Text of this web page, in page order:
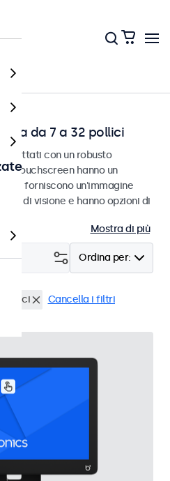
da 7 a 32 pollici
con un robusto
touchscreen hanno un
forniscono un'immagine
di visione e hanno opzioni di
Mostra di più
Ordina per:
pollici Cancella i filtri